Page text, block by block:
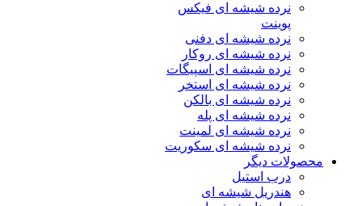
نرده شیشه ای فیکس
پوینت
نرده شیشه ای دفنی
نرده شیشه ای روکار
نرده شیشه ای اسپیگات
نرده شیشه ای استخر
نرده شیشه ای بالکن
نرده شیشه ای پله
نرده شیشه ای لمینت
نرده شیشه ای سکوریت
محصولات دیگر
درب استیل
هندریل شیشه ای